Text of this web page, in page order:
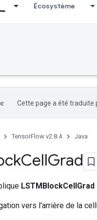
Écosystème
Cette page a été traduite
TensorFlow v2.8.4 Java
CellGrad
LSTMBlockCellGrad
vers l'arrière de la